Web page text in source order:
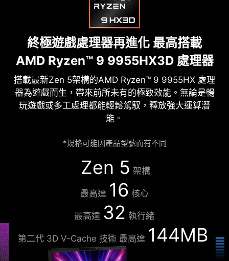
終極遊戲處理器再進化 最高搭載
AMD Ryzen™ 9 9955HX3D 處理器
搭載最新Zen 5架構的AMD Ryzen™ 9 9955HX 處理
器為遊戲而生，帶來前所未有的極致效能。無論是暢
玩遊戲或多工處理都能輕鬆駕馭，釋放強大運算潛
能。
*規格可能因產品型號而有不同
Zen 5 架構
最高達 16 核心
最高達 32 執行緒
第二代 3D V-Cache 技術 最高達 144MB